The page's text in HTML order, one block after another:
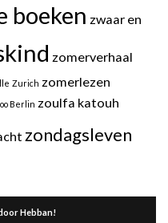
boeken zwaar en
zomerverhaal
Zurich zomerlezen
Berlin zoulfa katouh
zondagsleven
Hebban!